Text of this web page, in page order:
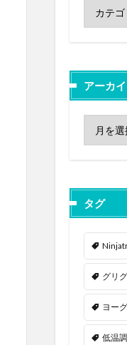
アーカ
タグ
グリ
ヨー
低温